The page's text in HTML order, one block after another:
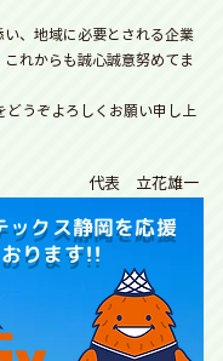
、地域に必要とされる企業
れからも誠心誠意努めてま
どうぞよろしくお願い申し上
代表 立花雄一
ックス静岡を応援
ります!!